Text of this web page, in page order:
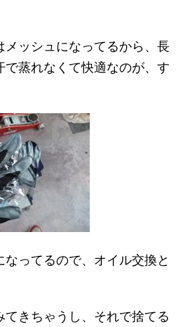
メッシュになってるから、長
で蒸れなくて快適なのが、す
ってるので、オイル交換と
てきちゃうし、それで捨てる